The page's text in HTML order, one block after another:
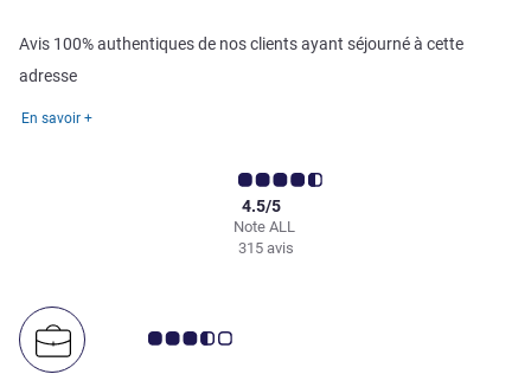
Avis 100% authentiques de nos clients ayant séjourné à cette
adresse
En savoir +
Note ALL
4.5/5
315 avis
Note Avis clients 3.5/5